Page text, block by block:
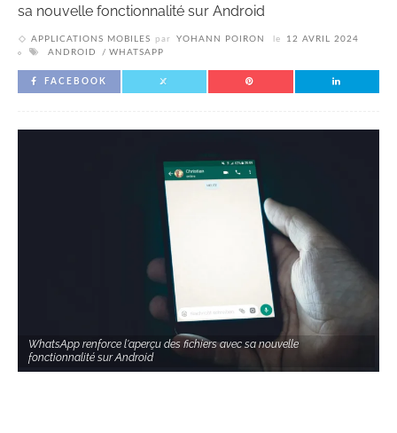
sa nouvelle fonctionnalité sur Android
APPLICATIONS MOBILES par YOHANN POIRON le
12 AVRIL 2024
ANDROID
WHATSAPP
FACEBOOK
WhatsApp renforce l'aperçu des fichiers avec sa nouvelle
fonctionnalité sur Android